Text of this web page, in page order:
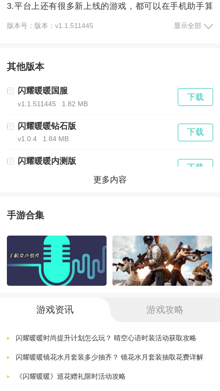
3.平台上还有很多新上线的游戏，都可以在手机助手算
好那个看到。
闪耀暖暖助手内容：
1.提供了全网最全面的资讯攻略，让玩家在平台里面尽
2.软件的体积非常的小，能满足用户的正常的使用需要
和操作；
3.还未玩家打造了专门的交流社区，在里面尽情的吐槽
闪耀暖暖助手测评：
1.有任何不会的，都可以在手机上来反馈，收到反馈会
回馈用户的；
2.也有很多的游戏礼包，在里面可以尽情的领取来使
用，非常的方便；
3.界面非常的新颖，也非常的简单，更好的来体验游戏
助手的服务体验。
版本号：版本：v1.1.511445 显示全部
其他版本
闪耀暖暖国服
v1.1.511445 1.82 MB
下载
闪耀暖暖钻石版
v1.0.4 1.84 MB
下载
闪耀暖暖内测版
下载
官方正版
v2.1.1128804 1.68 MB
下载
闪耀暖暖最新版
v2.1.1128804 1.68 MB
下载
v2.1.1128804 1.68 MB
闪耀暖暖贵族少女的渴望
下载
闪耀暖暖青春纪行
更多内容
手游合集
游戏资讯 游戏攻略
闪耀暖暖时尚提升计划怎么玩？ 晴空心语时装活动获取攻略
闪耀暖暖镜花水月套装多少抽齐？ 镜花水月套装抽取花费详解
《闪耀暖暖》巡花赠礼限时活动攻略